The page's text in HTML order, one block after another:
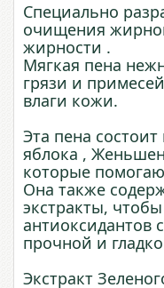
Специально
очищения
жирности .
Мягкая пена
грязи и
влаги кожи.
Эта пена
яблока ,
которые
Она также
экстракты,
антиоксидантов
прочной и
Экстракт